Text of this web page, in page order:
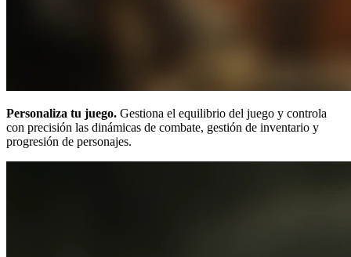
Personaliza tu juego. Gestiona el equilibrio del juego y controla
con precisión las dinámicas de combate, gestión de inventario y
progresión de personajes.